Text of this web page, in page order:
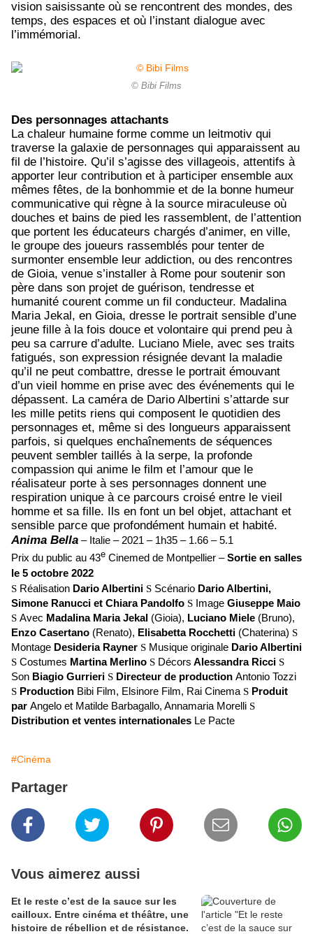
vision saisissante où se rencontrent des mondes, des
temps, des espaces et où l’instant dialogue avec
l’immémorial.
© Bibi Films
Des personnages attachants
La chaleur humaine forme comme un leitmotiv qui
traverse la galaxie de personnages qui apparaissent au
fil de l’histoire. Qu’il s’agisse des villageois, attentifs à
apporter leur contribution et à participer ensemble aux
mêmes fêtes, de la bonhommie et de la bonne humeur
communicative qui règne à la source miraculeuse où
douches et bains de pied les rassemblent, de l’attention
que portent les éducateurs chargés d’animer, en ville,
le groupe des joueurs rassemblés pour tenter de
surmonter ensemble leur addiction, ou des rencontres
de Gioia, venue s’installer à Rome pour soutenir son
père dans son projet de guérison, tendresse et
humanité courent comme un fil conducteur. Madalina
Maria Jekal, en Gioia, dresse le portrait sensible d’une
jeune fille à la fois douce et volontaire qui prend peu à
peu sa carrure d’adulte. Luciano Miele, avec ses traits
fatigués, son expression résignée devant la maladie
qu’il ne peut combattre, dresse le portrait émouvant
d’un vieil homme en prise avec des événements qui le
dépassent. La caméra de Dario Albertini s’attarde sur
les mille petits riens qui composent le quotidien des
personnages et, même si des longueurs apparaissent
parfois, si quelques enchaînements de séquences
peuvent sembler taillés à la serpe, la profonde
compassion qui anime le film et l’amour que le
réalisateur porte à ses personnages donnent une
respiration unique à ce parcours croisé entre le vieil
homme et sa fille. Ils en font un bel objet, attachant et
sensible parce que profondément humain et habité.
Anima Bella – Italie – 2021 – 1h35 – 1.66 – 5.1
Prix du public au 43e Cinemed de Montpellier –Sortie en salles
le 5 octobre 2022
S Réalisation Dario Albertini S Scénario Dario Albertini,
Simone Ranucci et Chiara Pandolfo S Image Giuseppe Maio
S Avec Madalina Maria Jekal (Gioia), Luciano Miele (Bruno),
Enzo Casertano (Renato), Elisabetta Rocchetti (Chaterina) S
Montage Desideria Rayner S Musique originale Dario Albertini
S Costumes Martina Merlino S Décors Alessandra Ricci S
Son Biagio Gurrieri S Directeur de production Antonio Tozzi
S Production Bibi Film, Elsinore Film, Rai Cinema S Produit
par Angelo et Matilde Barbagallo, Annamaria Morelli S
Distribution et ventes internationales Le Pacte
#Cinéma
Partager
Vous aimerez aussi
Et le reste c’est de la sauce sur les
cailloux. Entre cinéma et théâtre, une
histoire de rébellion et de résistance.